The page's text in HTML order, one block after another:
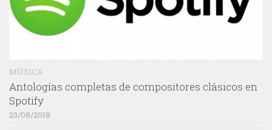
MÚSICA
Antologías completas de compositores clásicos en
Spotify
23/08/2018